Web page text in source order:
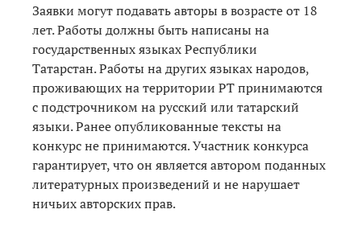
Заявки могут подавать авторы в возрасте от 18
лет. Работы должны быть написаны на
государственных языках Республики
Татарстан. Работы на других языках народов,
проживающих на территории РТ принимаются
с подстрочником на русский или татарский
языки. Ранее опубликованные тексты на
конкурс не принимаются. Участник конкурса
гарантирует, что он является автором поданных
литературных произведений и не нарушает
ничьих авторских прав.